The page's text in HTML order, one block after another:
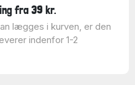
fra 39 kr.
lægges i kurven, er den
indenfor 1-2